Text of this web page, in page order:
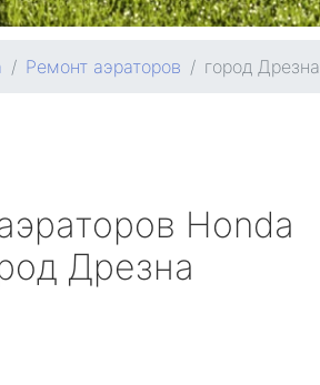
Ремонт аэраторов город Дрезна
Honda
Дрезна